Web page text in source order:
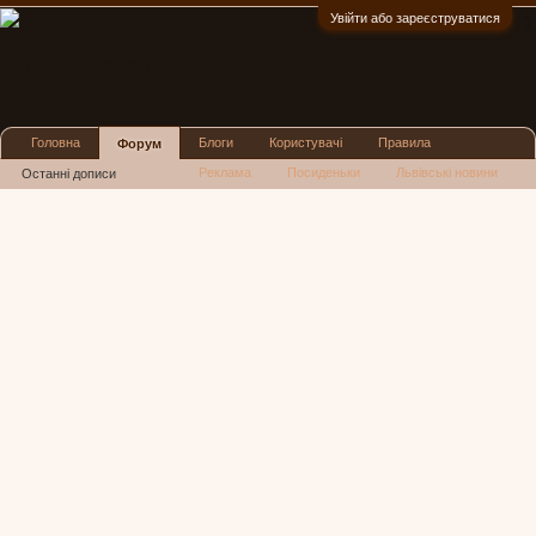
Увійти або зареєструватися
Головна Форум
Останні дописи
Блоги Користувачі Правила
Реклама Посиденьки Львівські новини